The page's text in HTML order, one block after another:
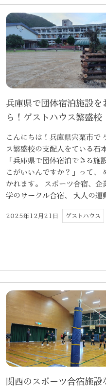
兵庫県で団体宿泊施設を
ら！ゲストハウス繁盛校
こんにちは！兵庫県宍粟市で
ス繁盛校の支配人をている石
「兵庫県で団体宿泊できる施
こがいいんですか？」って、
かれます。 スポーツ合宿、企
学のサークル合宿、 大人の運
2025年12月21日 ゲストハウス
関西のスポーツ合宿施設